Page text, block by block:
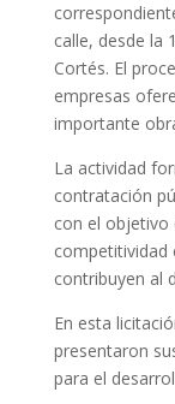
calle, desde la
Cortés. El
empresas
importante
La actividad
contratación
con el objetivo
competitividad
contribuyen al
En esta
presentaron
para el